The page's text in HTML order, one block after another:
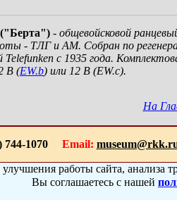
- общевойсковой
- ТЛГ и АМ. Собран по
Telefunken с 1935 года.
В (EW.b) или 12 В (EW.c).
На
744-1070 Email:
работы сайта, анализа
Вы соглашаетесь с нашей